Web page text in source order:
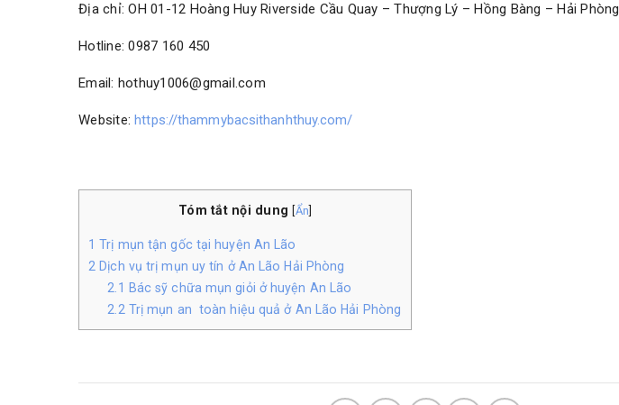
Địa chỉ: OH 01-12 Hoàng Huy Riverside Cầu Quay – Thượng Lý – Hồng Bàng – Hải Phòng
Hotline: 0987 160 450
Email: hothuy1006@gmail.com
Website:https://thammybacsithanhthuy.com/
Tóm tắt nội dung Ẩn
1 Trị mụn tận gốc tại huyện An Lão
2 Dịch vụ trị mụn uy tín ở An Lão Hải Phòng
2.1
Bác sỹ chữa mụn giỏi ở huyện An Lão
2.2Trị mụn an toàn hiệu quả ở An Lão Hải Phòng